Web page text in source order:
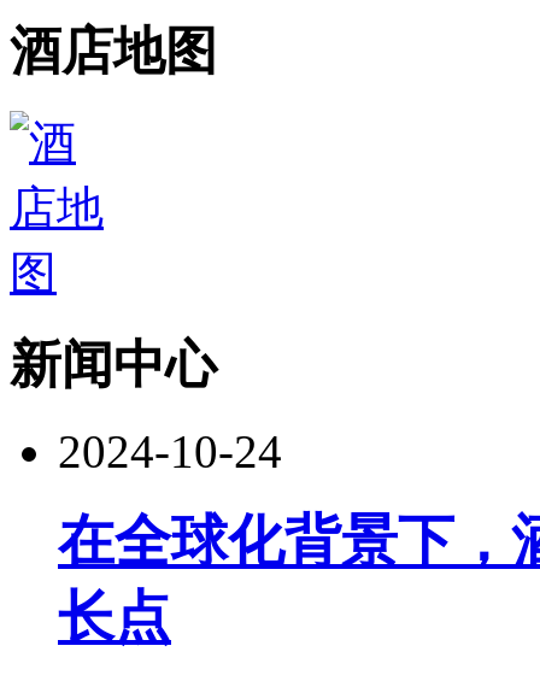
酒店地图
新闻中心
2024-10-24
在全球化背景下，
长点